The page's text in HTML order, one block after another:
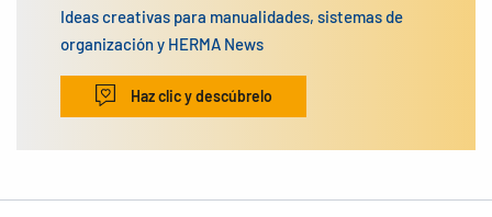
Ideas creativas para manualidades, sistemas de
organización y HERMA News
Haz clic y descúbrelo